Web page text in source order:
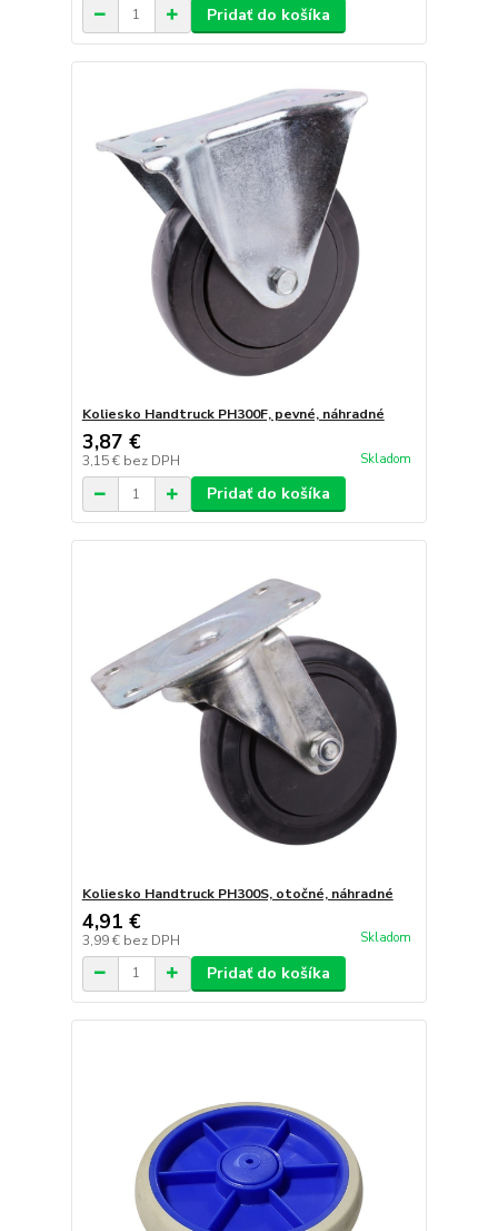
Pridať do košíka
Koliesko Handtruck PH300F, pevné, náhradné
3,87 €
3,15 € bez DPH Skladom
Pridať do košíka
Koliesko Handtruck PH300S, otočné, náhradné
4,91 €
3,99 € bez DPH Skladom
Pridať do košíka